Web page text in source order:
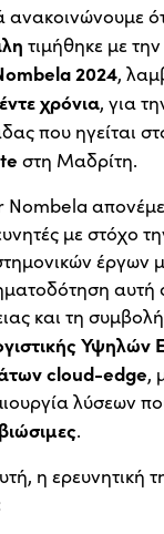
τιμήθηκε με την
2024,
χρόνια, για
που ηγείται
στη Μαδρίτη.
Nombela
με στόχο
έργων
αυτή
και τη
Υψηλών
cloud-edge,
λύσεων
.
η ερευνητική